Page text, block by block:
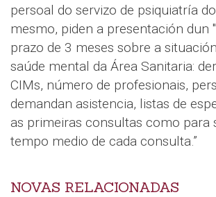
persoal do servizo de psiquiatría
mesmo, piden a presentación dun
prazo de 3 meses sobre a
saúde mental da Área Sanitaria:
CIMs, número de profesionais,
demandan asistencia, listas de
as primeiras consultas como para
tempo medio de cada consulta.”
NOVAS RELACIONADAS